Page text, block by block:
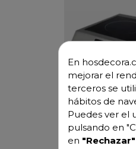
En
mejorar el
terceros se
hábitos de
Puedes ver el
pulsando en
en "Rechazar"